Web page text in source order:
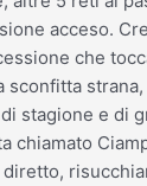
acceso.
che
sconfitta
stagione e di
chiamato